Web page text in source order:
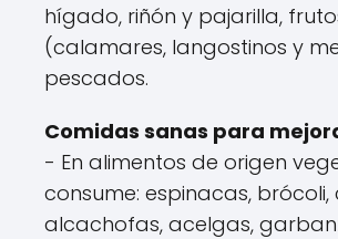
hígado, riñón y pajarilla,
(calamares, langostinos y
pescados.
Comidas sanas para
- En alimentos de origen
consume: espinacas, brócoli,
alcachofas, acelgas,